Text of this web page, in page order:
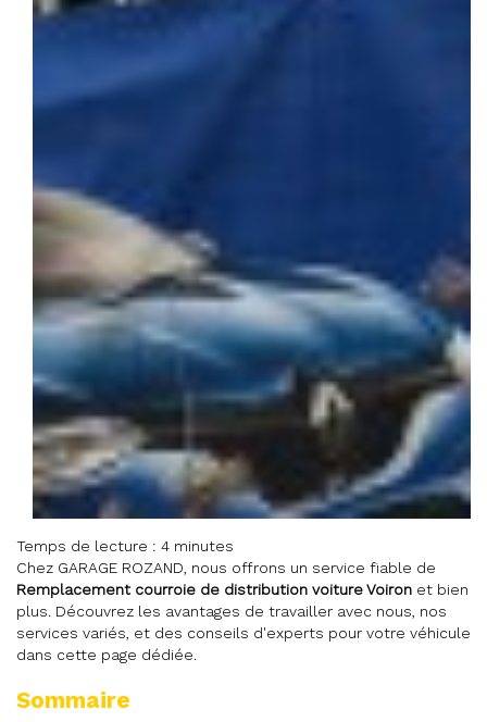
Temps de lecture : 4 minutes
Chez GARAGE ROZAND, nous offrons un service fiable de
Remplacement courroie de distribution voiture Voiron et bien
plus. Découvrez les avantages de travailler avec nous, nos
services variés, et des conseils d'experts pour votre véhicule
dans cette page dédiée.
Sommaire